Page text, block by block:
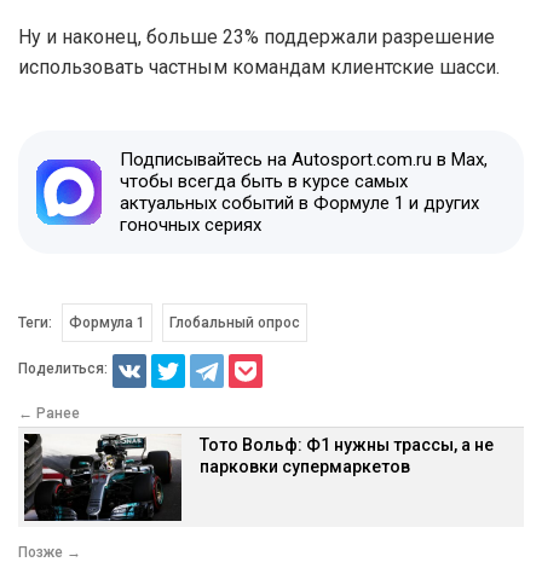
Ну и наконец, больше 23% поддержали разрешение
использовать частным командам клиентские шасси.
Подписывайтесь на Autosport.com.ru в Max,
чтобы всегда быть в курсе самых
актуальных событий в Формуле 1 и других
гоночных сериях
Теги: Формула 1 Глобальный опрос
Поделиться:
← Ранее
Тото Вольф: Ф1 нужны трассы, а не
парковки супермаркетов
Позже →